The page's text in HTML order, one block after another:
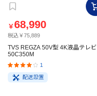
￥68,990
税込￥75,889
TVS REGZA 50V型 4K液晶テレビ
50C350M
1
配送設置